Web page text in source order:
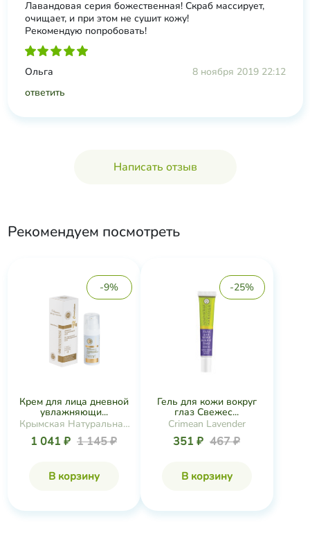
Лавандовая серия божественная! Скраб массирует,
очищает, и при этом не сушит кожу!
Рекомендую попробовать!
Ольга
8 ноября 2019 22:12
ответить
Написать отзыв
Рекомендуем посмотреть
-9%
Крем для лица дневной
увлажняющи...
Крымская Натуральная
Коллекция
1 041 ₽ 1 145 ₽
В корзину
-25%
Гель для кожи вокруг
глаз Свежес...
Crimean Lavender
351 ₽ 467 ₽
В корзину